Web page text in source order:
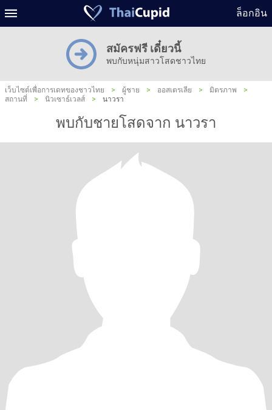
ล็อกอิน
สมัครฟรี เดี๋ยวนี้
พบกับหนุ่มสาวโสดชาวไทย
เว็บไซต์เพื่อการเดทของชาวไทย > ผู้ชาย > ออสเตรเลีย > มิตรภาพ
>
สถานที่
> นิวเซาธ์เวลส์ > นาวรา
พบกับชายโสดจาก นาวรา